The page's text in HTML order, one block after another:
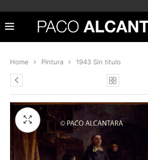
Home Pintura 1943 Sin titulo